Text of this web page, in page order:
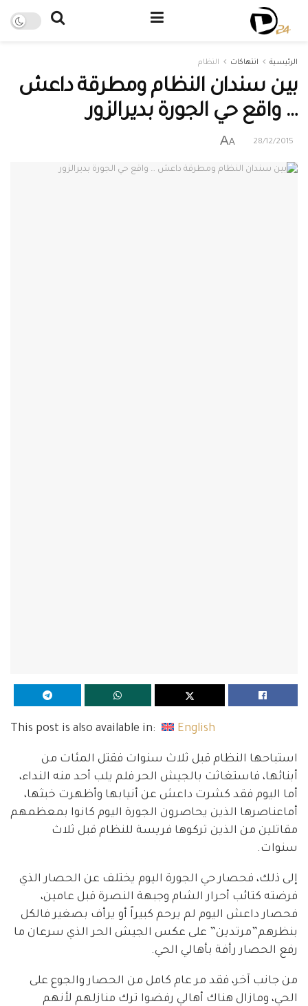
الرئيسية انتهاكات النظام
بين سندان النظام ومطرقة داعش
… واقع حي الجورة بديرالزور
28/12/2015
A
A
This post is also available in: English
استباحها النظام قبل ثلاث سنوات فقتل المئات من
أبنائها، فاستغاثت بالجيش الحر فلم يلب أحد منه النداء،
أما اليوم فقد كشرت داعش عن أنيابها وأظهرت خبثها،
أماعناصرها الذين يحاصرون الجورة اليوم كانوا بمعظمهم
مقاتلين من الذين تركوها فريسة للنظام قبل ثلاث
سنوات.
إلى ذلك، فحصار حي الجورة اليوم يختلف عن الحصار الذي
فرضته كتائب أحرار الشام وجبهة النصرة قبل عامين،
فحصار داعش اليوم لم يرحم كبيراً أو يرأف بصغير فالكل
بنظرهم”مرتدين” على عكس الجيش الحر الذي سرعان ما
رفع الحصار رأفة بأهالي الحي.
من جانب آخر، فقد مر عام كامل من الحصار والجوع على
الحي، ومازال هناك أهالي رفضوا ترك منازلهم لأنهم